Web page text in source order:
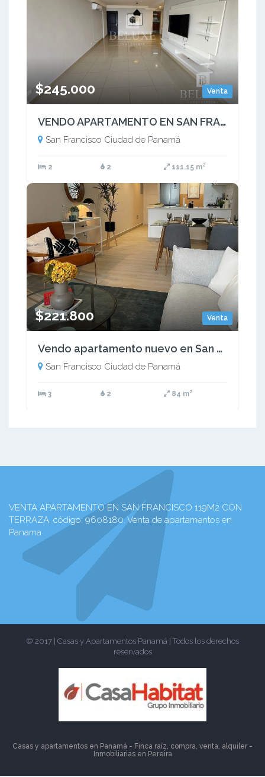
Venta
$245.000
VENDO APARTAMENTO EN SAN FRANCISCO BAY VISTA AL MAR (9)
San Francisco Ciudad de Panamá
2 2 111.15 m²
Venta
$221.800
Vendo apartamento nuevo en San Francisco 3 habitaciones - Sky 66
San Francisco Ciudad de Panamá
3 2 84 m²
VENTA APARTAMENTO EN SAN FRANCISCO 119M2 CON
TERRAZA, código: 9608180. Venta de apartamentos en
Panama
© 2017 | Casas y Apartamentos Panamá | Todos los derechos
reservados
Casas y apartamentos en Panamá - Finca raíz, compra, venta, alquiler -
Inmobiliarias en Pereira